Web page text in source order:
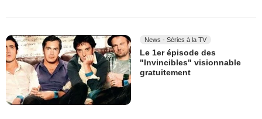
News - Séries à la TV
Le 1er épisode des
"Invincibles" visionnable
gratuitement